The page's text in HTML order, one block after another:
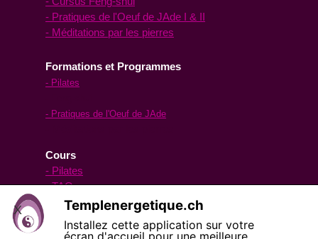
Cours
- Pilates
- TAO yoga
- Oeuf de Jade
- Pratiques de l'Oeuf de JAde I & II
- Méditations par les pierres
Formations et Programmes
- Pilates
- Pratiques de l'Oeuf de JAde
BOUTIQUE
Templenergetique.ch
Installez cette application sur votre
écran d'accueil pour une meilleure
X